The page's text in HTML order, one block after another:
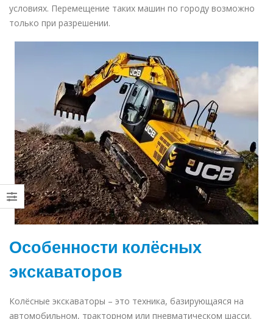
условиях. Перемещение таких машин по городу возможно
только при разрешении.
Особенности колёсных
экскаваторов
Колёсные экскаваторы – это техника, базирующаяся на
автомобильном, тракторном или пневматическом шасси.